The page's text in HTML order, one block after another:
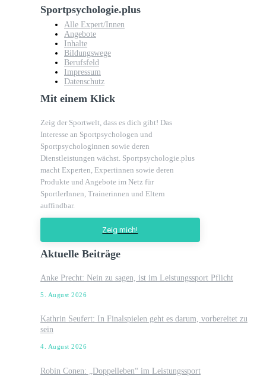
Sportpsychologie.plus
Alle Expert/Innen
Angebote
Inhalte
Bildungswege
Berufsfeld
Impressum
Datenschutz
Mit einem Klick
Zeig der Sportwelt, dass es dich gibt! Das
Interesse an Sportpsychologen und
Sportpsychologinnen sowie deren
Dienstleistungen wächst. Sportpsychologie.plus
macht Experten, Expertinnen sowie deren
Produkte und Angebote im Netz für
SportlerInnen, Trainerinnen und Eltern
auffindbar.
Zeig mich!
Aktuelle Beiträge
Anke Precht: Nein zu sagen, ist im Leistungssport Pflicht
5. August 2026
Kathrin Seufert: In Finalspielen geht es darum, vorbereitet zu
sein
4. August 2026
Robin Conen: „Doppelleben“ im Leistungssport